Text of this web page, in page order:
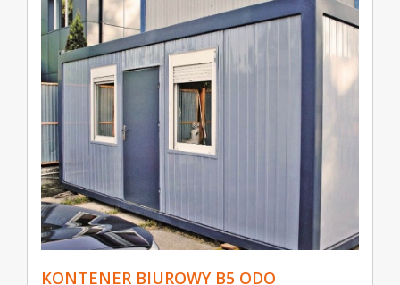
KONTENER BIUROWY B5 ODO